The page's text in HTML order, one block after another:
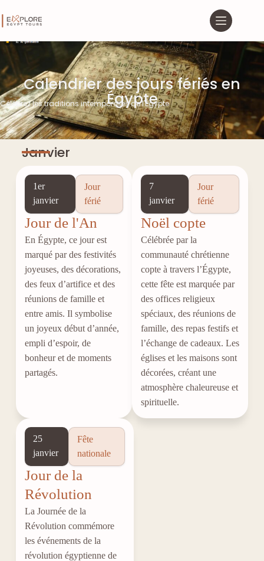
Calendrier des jours fériés en
Égypte
Célébrez les traditions intemporelles de l'Égypte
Janvier
1er
janvier
Jour
férié
Jour de l'An
En Égypte, ce jour est
marqué par des festivités
joyeuses, des décorations,
des feux d’artifice et des
réunions de famille et
entre amis. Il symbolise
un joyeux début d’année,
empli d’espoir, de
bonheur et de moments
partagés.
7
janvier
Jour
férié
Noël copte
Célébrée par la
communauté chrétienne
copte à travers l’Égypte,
cette fête est marquée par
des offices religieux
spéciaux, des réunions de
famille, des repas festifs et
l’échange de cadeaux. Les
églises et les maisons sont
décorées, créant une
atmosphère chaleureuse et
spirituelle.
25
janvier
Fête
nationale
Jour de la
Révolution
La Journée de la
Révolution commémore
les événements de la
révolution égyptienne de